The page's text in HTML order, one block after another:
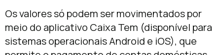
Os valores só podem ser movimentados por
meio do aplicativo Caixa Tem (disponível para
sistemas operacionais Android e iOS), que